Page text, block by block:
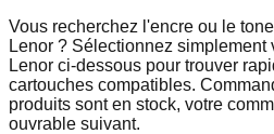
Vous recherchez l'encre ou le
Lenor ? Sélectionnez
Lenor ci-dessous pour trouver
cartouches compatibles.
produits sont en stock, votre
ouvrable suivant.